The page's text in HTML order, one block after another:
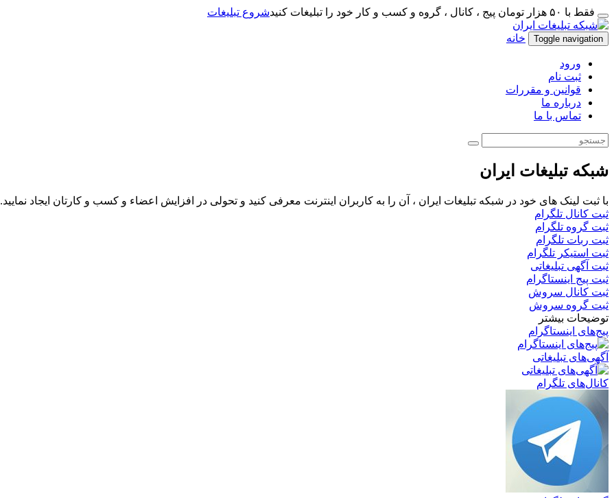
فقط با ۵۰ هزار تومان پیج ، کانال ، گروه و کسب و کار خود را تبلیغات کنید شروع تبلیغات
Toggle navigation خانه
ورود
ثبت نام
قوانین و مقررات
درباره ما
تماس با ما
شبکه تبلیغات ایران
با ثبت لینک های خود در شبکه تبلیغات ایران ، آن را به کاربران اینترنت معرفی کنید و تحولی در افزایش اعضاء و کسب و کارتان ایجاد نمایید.
ثبت کانال تلگرام
ثبت گروه تلگرام
ثبت ربات تلگرام
ثبت استیکر تلگرام
ثبت آگهی تبلیغاتی
ثبت پیج اینستاگرام
ثبت کانال سروش
ثبت گروه سروش
توضیحات بیشتر
پیج‌های اینستاگرام
آگهی‌های تبلیغاتی
کانال‌های تلگرام